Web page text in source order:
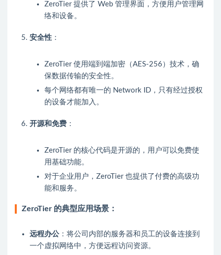
ZeroTier 提供了 Web 管理界面，方便用户管理网
络和设备。
安全性 ：
ZeroTier 使用端到端加密（AES-256）技术，确
保数据传输的安全性。
每个网络都有唯一的 Network ID，只有经过授权
的设备才能加入。
开源和免费 ：
ZeroTier 的核心代码是开源的，用户可以免费使
用基础功能。
对于企业用户，ZeroTier 也提供了付费的高级功
能和服务。
ZeroTier 的典型应用场景：
远程办公 ：将公司内部的服务器和员工的设备连接到
一个虚拟网络中，方便远程访问资源。